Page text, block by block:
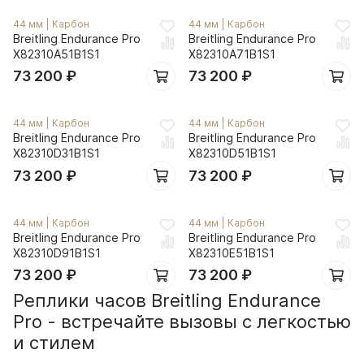
44 мм Карбон
Breitling Endurance Pro
X82310A51B1S1
73 200 ₽
44 мм Карбон
Breitling Endurance Pro
X82310A71B1S1
73 200 ₽
44 мм Карбон
Breitling Endurance Pro
X82310D31B1S1
73 200 ₽
44 мм Карбон
Breitling Endurance Pro
X82310D51B1S1
73 200 ₽
44 мм Карбон
Breitling Endurance Pro
X82310D91B1S1
73 200 ₽
44 мм Карбон
Breitling Endurance Pro
X82310E51B1S1
73 200 ₽
Реплики часов Breitling Endurance
Pro - встречайте вызовы с легкостью
и стилем